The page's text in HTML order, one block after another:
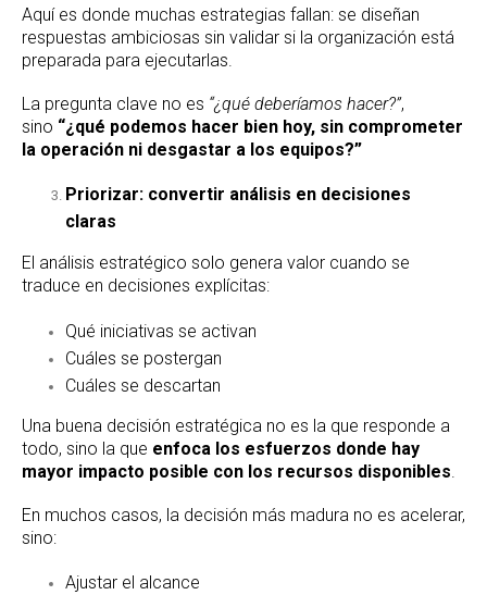
Aquí es donde muchas estrategias fallan: se diseñan
respuestas ambiciosas sin validar si la organización está
preparada para ejecutarlas.
La pregunta clave no es “¿qué deberíamos hacer?”,
sino “¿qué podemos hacer bien hoy, sin comprometer
la operación ni desgastar a los equipos?”
Priorizar: convertir análisis en decisiones
claras
El análisis estratégico solo genera valor cuando se
traduce en decisiones explícitas:
Qué iniciativas se activan
Cuáles se postergan
Cuáles se descartan
Una buena decisión estratégica no es la que responde a
todo, sino la que enfoca los esfuerzos donde hay
mayor impacto posible con los recursos disponibles.
En muchos casos, la decisión más madura no es acelerar,
sino:
Ajustar el alcance